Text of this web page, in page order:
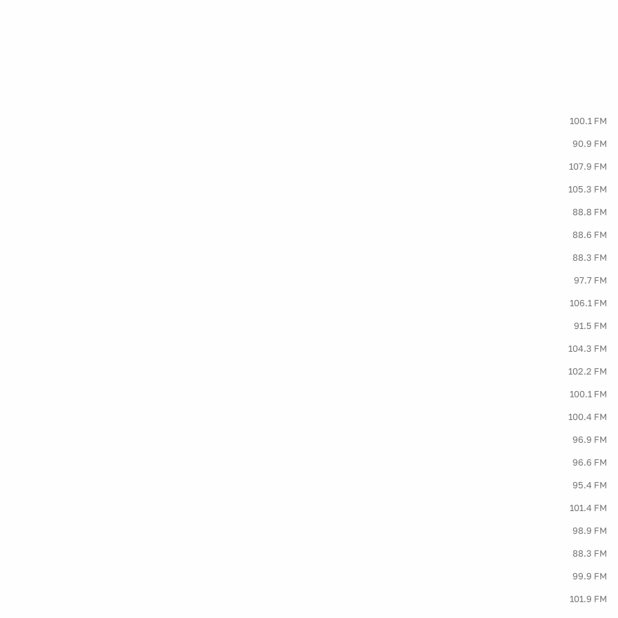
100.1 FM
90.9 FM
107.9 FM
105.3 FM
88.8 FM
88.6 FM
88.3 FM
97.7 FM
106.1 FM
91.5 FM
104.3 FM
102.2 FM
100.1 FM
100.4 FM
96.9 FM
96.6 FM
95.4 FM
101.4 FM
98.9 FM
88.3 FM
99.9 FM
101.9 FM